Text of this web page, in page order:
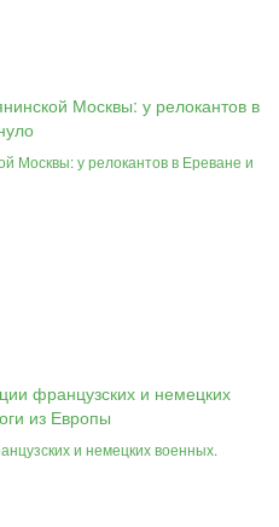
Москвы: у релокантов в Ереване и
и немецких военных.